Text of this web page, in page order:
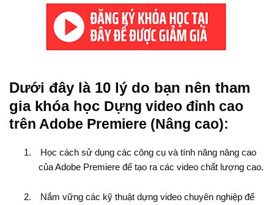
Dưới đây là 10 lý do bạn nên tham
gia khóa học Dựng video đỉnh cao
trên Adobe Premiere (Nâng cao):
1.
Học cách sử dụng các công cụ và tính năng nâng cao
của Adobe Premiere để tạo ra các video chất lượng cao.
2.
Nắm vững các kỹ thuật dựng video chuyên nghiệp để